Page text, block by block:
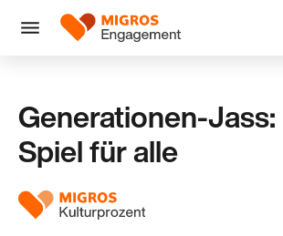
Navigation
überspringen
Menü
Logo
Generationen-Jass:
Spiel für alle